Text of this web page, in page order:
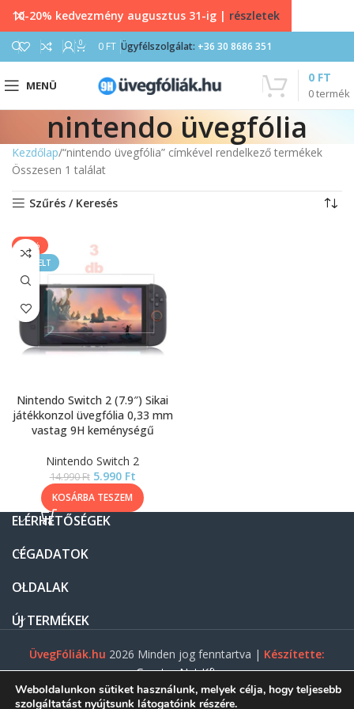
0 0 FT Ügyfélszolgálat: +36 30 8686 351
MENÜ
0termék
0 FT
nintendo üvegfólia
Kezdőlap “nintendo üvegfólia” címkével rendelkező termékek
Összesen 1 találat
Szűrés / Keresés
-60%
KIEMELT
Nintendo Switch 2 (7.9″) Sikai
játékkonzol üvegfólia 0,33 mm
vastag 9H keménységű
Nintendo Switch 2
14.990Ft 5.990 Ft
KOSÁRBA TESZEM
ELÉRHETŐSÉGEK
CÉGADATOK
OLDALAK
ÚJ TERMÉKEK
ÜvegFóliák.hu 2026 Minden jog fenntartva | Készítette:
Gasztro Net Kft.
10-20% kedvezmény augusztus 31-ig | részletek
Weboldalunkon sütiket használunk, melyek célja, hogy teljesebb
szolgáltatást nyújtsunk látogatóink részére.